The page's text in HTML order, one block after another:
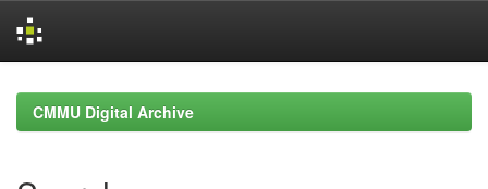
navigationCMMU Digital Archive